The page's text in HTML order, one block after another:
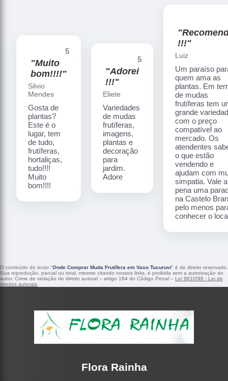
5
"Muito
bom!!!!"
Silvio
Mendes
Gosta de
plantas?
Este é o
lugar, tem
de tudo,
frutíferas,
hortaliças,
tudo!!!!
Muito
bom!!!!
5
"Adorei
!!!"
Eliete
Variedades
de mudas
frutíferas,
imagens,
plantas e
decoração
para
jardim.
Adore
!!!"
Luiz
Um paraíso
quem ama as
plantas. Em
de mudas
frutíferas tem
grande
com o preço
compatível ao
mercado. Os
atendentes
o que estão
vendendo e
ajudam com
simpatia. Vale a
pena uma
na Castelo
pelo menos
conhecer o
O conteúdo do texto "Onde Comprar Muda Frutífera em Vaso Tucuruvi" é de direito reservado.
Sua reprodução, parcial ou total, mesmo citando nossos links, é proibida sem a autorização do
autor. Crime de violação de direito autoral – artigo 184 do Código Penal – Lei 9610/98 - Lei de
direitos autorais
Flora Rainha